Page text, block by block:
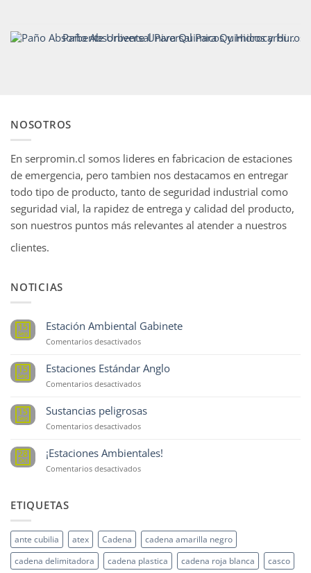
Paño Absorbente Universal Para Quimicos y Hidrocarburos - Codigo911
NOSOTROS
En serpromin.cl somos lideres en fabricacion de estaciones
de emergencia, pero tambien nos destacamos en entregar
todo tipo de producto, tanto de seguridad industrial como
seguridad vial, la rapidez de entrega y calidad del producto,
son nuestros puntos más relevantes al atender a nuestros
clientes.
NOTICIAS
15
Sep
Estación Ambiental Gabinete
Comentarios desactivadosen
Ambiental
Gabinete
15
Sep
Estaciones Estándar Anglo
Comentarios desactivadosen
Anglo
15
Sep
Sustancias peligrosas
Comentarios desactivadosen
peligrosas
28
Oct
¡Estaciones Ambientales!
Comentarios desactivadosen
ETIQUETAS
ante cubilia atex Cadena
cadena amarilla negro
cadena delimitadora
cadena plastica cadena roja blanca
casco